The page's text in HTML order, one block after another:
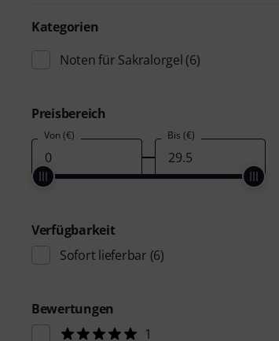
Kategorien
Noten für Sakralorgel (6)
Preisbereich
Von (€) Bis (€)
Verfügbarkeit
Sofort lieferbar (6)
Bewertungen
1